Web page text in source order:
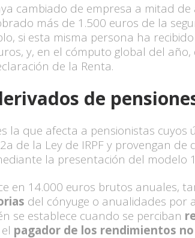
cambiado de empresa a mitad
más de 1.500 euros de la
si esta misma persona ha
y, en el cómputo global del
de la Renta.
de
la que afecta a pensionistas
de la Ley de IRPF y provengan
la presentación del modelo
en 14.000 euros brutos anuales,
del cónyuge o anualidades por
se establece cuando se perciban
pagador de los rendimientos